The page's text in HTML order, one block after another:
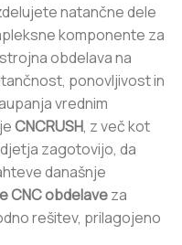
natančne dele
komponente za
obdelava na
ponovljivost in
vrednim
CNCRUSH, z več kot
zagotovijo, da
današnje
CNC obdelaveza
rešitev, prilagojeno